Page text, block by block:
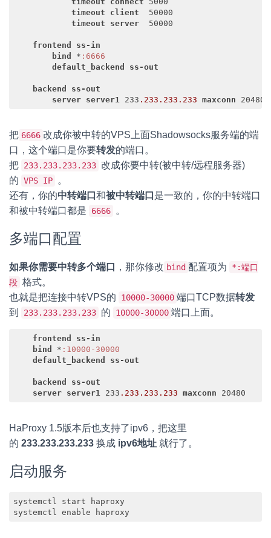
timeout
client
  50000
timeout
server
  50000
frontend
ss-in
bind
* :6666
default_backend
ss-out
backend
ss-out
server
server1 233 .233 .233 .233 maxconn
把 6666 改成你被中转的VPS上面Shadowsocks服务端的端
口，这个端口是你要转发的端口。
把 233.233.233.233 改成你要中转(被中转/远程服务器)
的 VPS IP
。
还有，你的中转端口 和被中转端口 是一致的，你的中转端口
和被中转端口都是
6666 。
多端口配置
如果你需要中转多个端口 ，那你修改 bind 配置项为
*:端口
段 格式。
也就是把连接中转VPS的
10000-30000 端口TCP数据转发
到
233.233.233.233 的 10000-30000 端口上面。
frontend
ss-in
bind
* :10000-30000
default_backend
ss-out
backend
ss-out
server
server1 233 .233 .233 .233 maxconn
HaProxy 1.5版本后也支持了ipv6，把这里
的 233.233.233.233 换成 ipv6地址 就行了。
启动服务
systemctl start haproxy